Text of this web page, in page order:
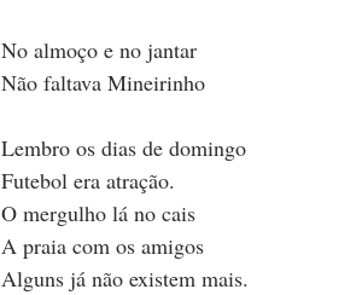
No almoço e no jantar
Não faltava Mineirinho
Lembro os dias de domingo
Futebol era atração.
O mergulho lá no cais
A praia com os amigos
Alguns já não existem mais.